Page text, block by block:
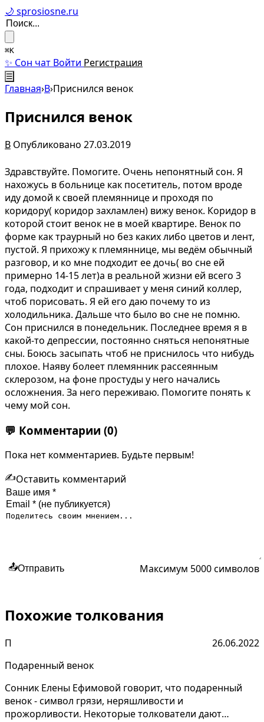
🌙 sprosiosne.ru
⌘K
✨ Сон чат Войти Регистрация
☰
Главная›В›Приснился венок
Приснился венок
В Опубликовано 27.03.2019
Здравствуйте. Помогите. Очень непонятный сон. Я
нахожусь в больнице как посетитель, потом вроде
иду домой к своей племяннице и проходя по
коридору( коридор захламлен) вижу венок. Коридор в
которой стоит венок не в моей квартире. Венок по
форме как траурный но без каких либо цветов и лент,
пустой. Я прихожу к племяннице, мы ведём обычный
разговор, и ко мне подходит ее дочь( во сне ей
примерно 14-15 лет)а в реальной жизни ей всего 3
года, подходит и спрашивает у меня синий коллер,
чтоб порисовать. Я ей его даю почему то из
холодильника. Дальше что было во сне не помню.
Сон приснился в понедельник. Последнее время я в
какой-то депрессии, постоянно сняться непонятные
сны. Боюсь засыпать чтоб не приснилось что нибудь
плохое. Наяву болеет племянник рассеянным
склерозом, на фоне простуды у него начались
осложнения. За него переживаю. Помогите понять к
чему мой сон.
💬 Комментарии (0)
Пока нет комментариев. Будьте первым!
✍️Оставить комментарий
📤Отправить Максимум 5000 символов
Похожие толкования
П
26.06.2022
Подаренный венок
Сонник Елены Ефимовой говорит, что подаренный
венок - символ грязи, неряшливости и
прожорливости. Некоторые толкователи дают